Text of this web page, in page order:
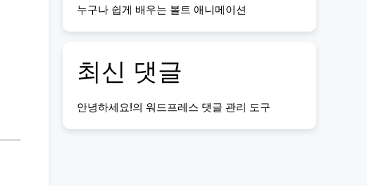
누구나 쉽게 배우는 볼트 애니메이션
최신 댓글
안녕하세요!의 워드프레스 댓글 관리 도구